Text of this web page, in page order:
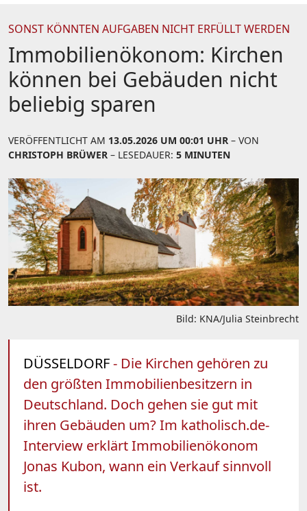
SONST KÖNNTEN AUFGABEN NICHT ERFÜLLT WERDEN
Immobilienökonom: Kirchen
können bei Gebäuden nicht
beliebig sparen
VERÖFFENTLICHT AM 13.05.2026 UM 00:01 UHR – VON
CHRISTOPH BRÜWER – LESEDAUER: 5 MINUTEN
Bild: KNA/Julia Steinbrecht
DÜSSELDORF- Die Kirchen gehören zu
den größten Immobilienbesitzern in
Deutschland. Doch gehen sie gut mit
ihren Gebäuden um? Im katholisch.de-
Interview erklärt Immobilienökonom
Jonas Kubon, wann ein Verkauf sinnvoll
ist.